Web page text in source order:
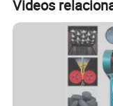
Videos